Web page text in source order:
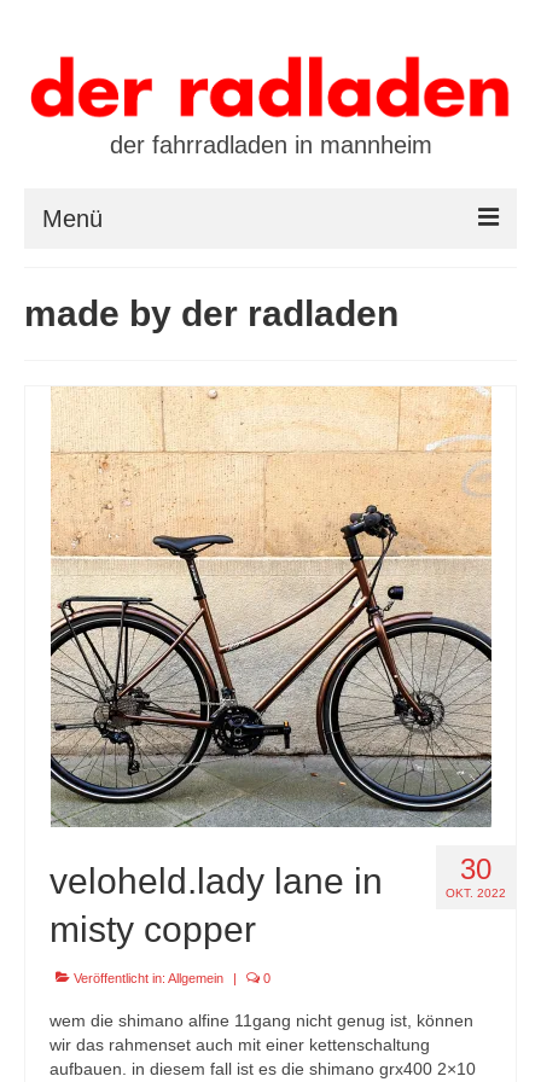
der fahrradladen in mannheim
Menü
öffnungszeiten / kontakt
leasing / finanzierung
preistool
kalender
specials
tout terrain pamir / appia / belair / divide
urban arrow familynext pro / 2026 / 100nm
impressum
made by der radladen
30
OKT. 2022
veloheld.lady lane in
misty copper
Veröffentlicht in: Allgemein | 0
wem die shimano alfine 11gang nicht genug ist, können
wir das rahmenset auch mit einer kettenschaltung
aufbauen. in diesem fall ist es die shimano grx400 2×10